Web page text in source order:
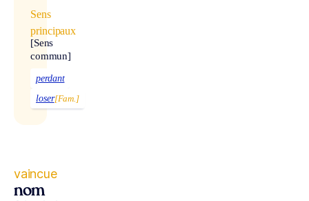
Sens
principaux
[Sens
commun]
perdant
loser[Fam.]
vaincue
nom